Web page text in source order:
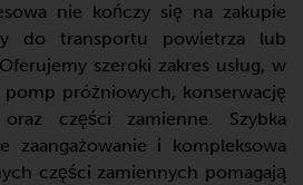
nie kończy się na zakupie
do transportu powietrza lub
szeroki zakres usług, w
próżniowych, konserwację
części zamienne. Szybka
zaangażowanie i kompleksowa
części zamiennych pomagają